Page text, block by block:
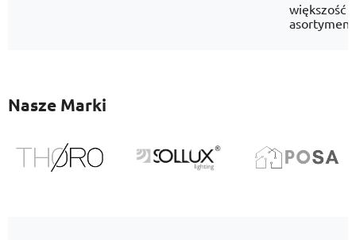
większość
Nasze Marki